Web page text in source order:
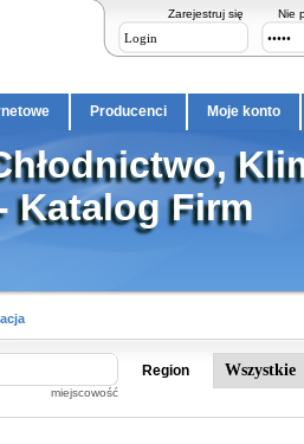
Zarejestruj się Nie
Producenci Moje konto
Katalog Firm
miejscowość
Region